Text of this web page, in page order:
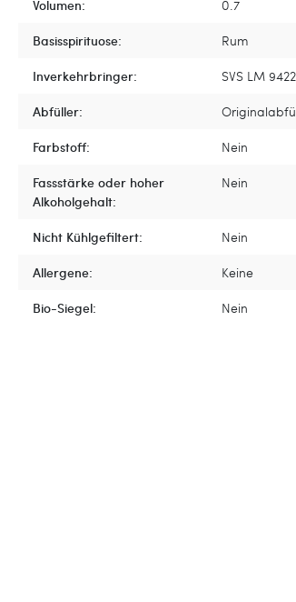
Volumen:
0.7
Basisspirituose:
Rum
Inverkehrbringer:
SVS LM
Abfüller:
Farbstoff:
Nein
Fassstärke oder hoher
Alkoholgehalt:
Nein
Nicht Kühlgefiltert:
Nein
Allergene:
Keine
Bio-Siegel:
Nein